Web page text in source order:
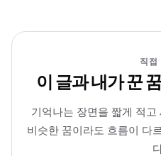
직접
이 글과 내가 꾼
기억나는 장면을 짧게 적
비슷한 꿈이라도 흐름이 다